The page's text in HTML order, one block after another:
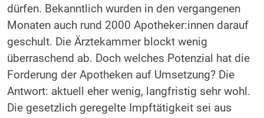
dürfen. Bekanntlich wurden in den vergangenen
Monaten auch rund 2000 Apotheker:innen darauf
geschult. Die Ärztekammer blockt wenig
überraschend ab. Doch welches Potenzial hat die
Forderung der Apotheken auf Umsetzung? Die
Antwort: aktuell eher wenig, langfristig sehr wohl.
Die gesetzlich geregelte Impftätigkeit sei aus